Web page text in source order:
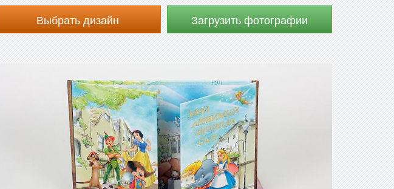
Выбрать дизайн Загрузить фотографии